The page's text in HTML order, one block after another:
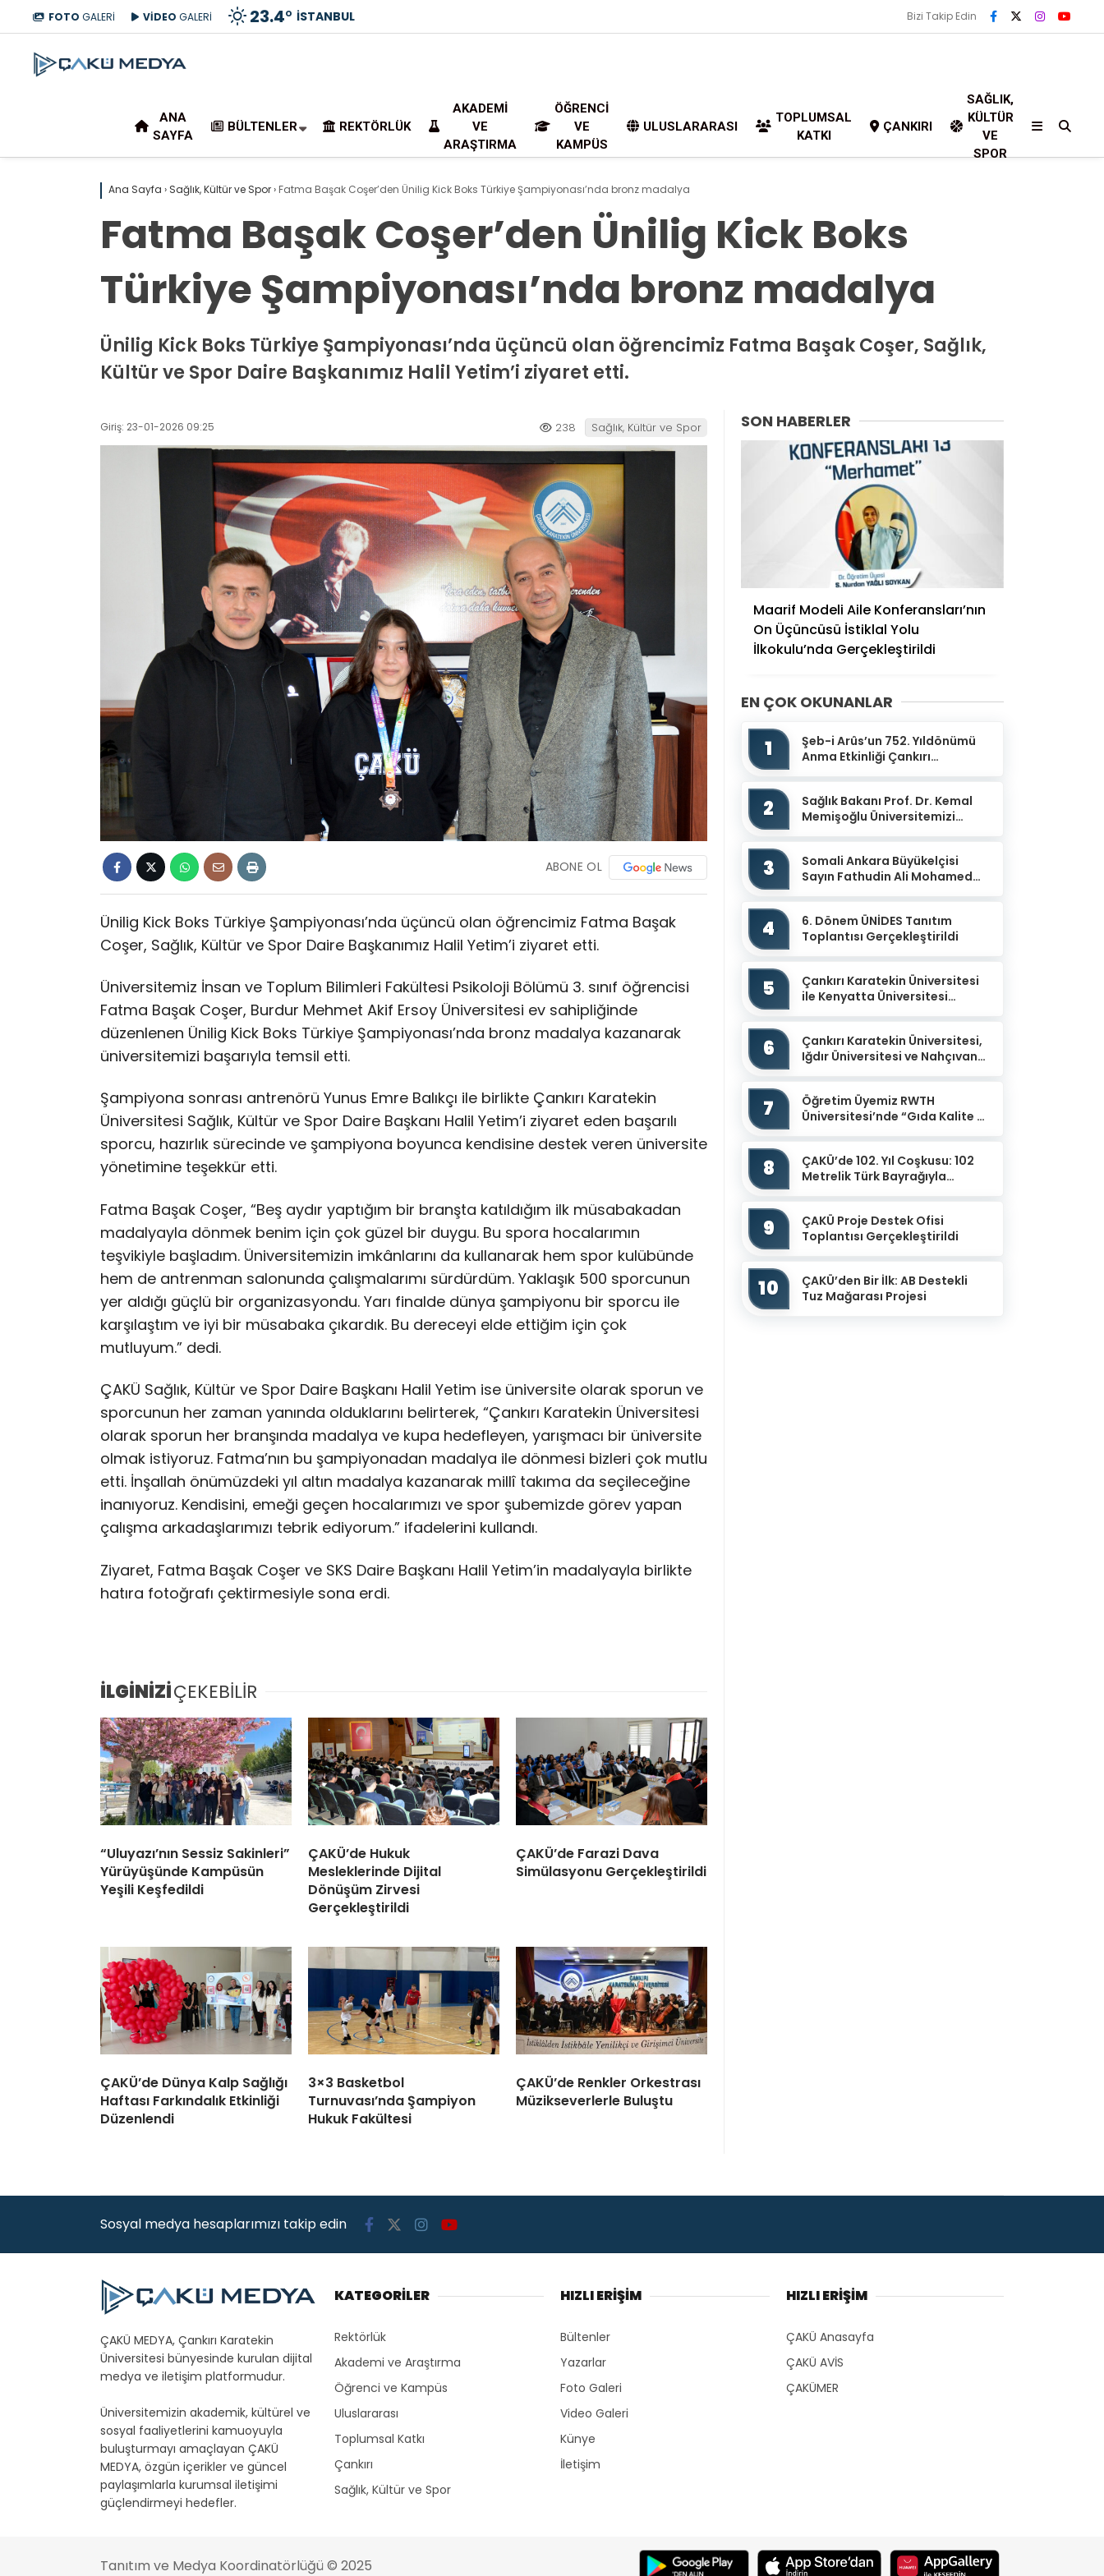
FOTO GALERİ VİDEO GALERİ 23.4° İSTANBUL Bizi Takip Edin
ANA
SAYFA
BÜLTENLER REKTÖRLÜK
AKADEMI
VE
ARAŞTIRMA
ÖĞRENCI
VE
KAMPÜS
ULUSLARARASI
TOPLUMSAL
KATKI
ÇANKIRI
SAĞLIK,
KÜLTÜR
VE
SPOR
Ana Sayfa › Sağlık, Kültür ve Spor› Fatma Başak Coşer’den Ünilig Kick Boks Türkiye Şampiyonası’nda bronz madalya
Fatma Başak Coşer’den Ünilig Kick Boks
Türkiye Şampiyonası’nda bronz madalya
Ünilig Kick Boks Türkiye Şampiyonası’nda üçüncü olan öğrencimiz Fatma Başak Coşer, Sağlık,
Kültür ve Spor Daire Başkanımız Halil Yetim’i ziyaret etti.
Giriş: 23-01-2026 09:25 238 Sağlık, Kültür ve Spor
ABONE OL
Ünilig Kick Boks Türkiye Şampiyonası’nda üçüncü olan öğrencimiz Fatma Başak
Coşer, Sağlık, Kültür ve Spor Daire Başkanımız Halil Yetim’i ziyaret etti.
Üniversitemiz İnsan ve Toplum Bilimleri Fakültesi Psikoloji Bölümü 3. sınıf öğrencisi
Fatma Başak Coşer, Burdur Mehmet Akif Ersoy Üniversitesi ev sahipliğinde
düzenlenen Ünilig Kick Boks Türkiye Şampiyonası’nda bronz madalya kazanarak
üniversitemizi başarıyla temsil etti.
Şampiyona sonrası antrenörü Yunus Emre Balıkçı ile birlikte Çankırı Karatekin
Üniversitesi Sağlık, Kültür ve Spor Daire Başkanı Halil Yetim’i ziyaret eden başarılı
sporcu, hazırlık sürecinde ve şampiyona boyunca kendisine destek veren üniversite
yönetimine teşekkür etti.
Fatma Başak Coşer, “Beş aydır yaptığım bir branşta katıldığım ilk müsabakadan
madalyayla dönmek benim için çok güzel bir duygu. Bu spora hocalarımın
teşvikiyle başladım. Üniversitemizin imkânlarını da kullanarak hem spor kulübünde
hem de antrenman salonunda çalışmalarımı sürdürdüm. Yaklaşık 500 sporcunun
yer aldığı güçlü bir organizasyondu. Yarı finalde dünya şampiyonu bir sporcu ile
karşılaştım ve iyi bir müsabaka çıkardık. Bu dereceyi elde ettiğim için çok
mutluyum.” dedi.
ÇAKÜ Sağlık, Kültür ve Spor Daire Başkanı Halil Yetim ise üniversite olarak sporun ve
sporcunun her zaman yanında olduklarını belirterek, “Çankırı Karatekin Üniversitesi
olarak sporun her branşında madalya ve kupa hedefleyen, yarışmacı bir üniversite
olmak istiyoruz. Fatma’nın bu şampiyonadan madalya ile dönmesi bizleri çok mutlu
etti. İnşallah önümüzdeki yıl altın madalya kazanarak millî takıma da seçileceğine
inanıyoruz. Kendisini, emeği geçen hocalarımızı ve spor şubemizde görev yapan
çalışma arkadaşlarımızı tebrik ediyorum.” ifadelerini kullandı.
Ziyaret, Fatma Başak Coşer ve SKS Daire Başkanı Halil Yetim’in madalyayla birlikte
hatıra fotoğrafı çektirmesiyle sona erdi.
İLGİNİZİÇEKEBİLİR
“Uluyazı’nın Sessiz Sakinleri”
Yürüyüşünde Kampüsün
Yeşili Keşfedildi
ÇAKÜ’de Hukuk
Mesleklerinde Dijital
Dönüşüm Zirvesi
Gerçekleştirildi
ÇAKÜ’de Farazi Dava
Simülasyonu Gerçekleştirildi
ÇAKÜ’de Dünya Kalp Sağlığı
Haftası Farkındalık Etkinliği
Düzenlendi
3×3 Basketbol
Turnuvası’nda Şampiyon
Hukuk Fakültesi
ÇAKÜ’de Renkler Orkestrası
Müzikseverlerle Buluştu
SON HABERLER
Maarif Modeli Aile Konferansları’nın
On Üçüncüsü İstiklal Yolu
İlkokulu’nda Gerçekleştirildi
EN ÇOK OKUNANLAR
1
Şeb-i Arûs’un 752. Yıldönümü
Anma Etkinliği Çankırı
2
Sağlık Bakanı Prof. Dr. Kemal
Memişoğlu Üniversitemizi
3
Somali Ankara Büyükelçisi
Sayın Fathudin Ali Mohamed
4
6. Dönem ÜNİDES Tanıtım
Toplantısı Gerçekleştirildi
5
Çankırı Karatekin Üniversitesi
ile Kenyatta Üniversitesi
6
Çankırı Karatekin Üniversitesi,
Iğdır Üniversitesi ve Nahçıvan
7
Öğretim Üyemiz RWTH
Üniversitesi’nde “Gıda Kalite ve
8
ÇAKÜ’de 102. Yıl Coşkusu: 102
Metrelik Türk Bayrağıyla
9
ÇAKÜ Proje Destek Ofisi
Toplantısı Gerçekleştirildi
10
ÇAKÜ’den Bir İlk: AB Destekli
Tuz Mağarası Projesi
Sosyal medya hesaplarımızı takip edin
ÇAKÜ MEDYA, Çankırı Karatekin
Üniversitesi bünyesinde kurulan dijital
medya ve iletişim platformudur.
Üniversitemizin akademik, kültürel ve
sosyal faaliyetlerini kamuoyuyla
buluşturmayı amaçlayan ÇAKÜ
MEDYA, özgün içerikler ve güncel
paylaşımlarla kurumsal iletişimi
güçlendirmeyi hedefler.
KATEGORİLER
Rektörlük
Akademi ve Araştırma
Öğrenci ve Kampüs
Uluslararası
Toplumsal Katkı
Çankırı
Sağlık, Kültür ve Spor
HIZLI ERİŞİM
Bültenler
Yazarlar
Foto Galeri
Video Galeri
Künye
İletişim
HIZLI ERİŞİM
ÇAKÜ Anasayfa
ÇAKÜ AVİS
ÇAKÜMER
Tanıtım ve Medya Koordinatörlüğü © 2025